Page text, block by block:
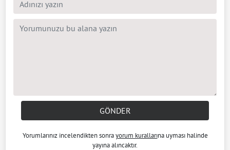
GÖNDER
Yorumlarınız incelendikten sonrayorum kurallarına uyması halinde
yayına alıncaktır.